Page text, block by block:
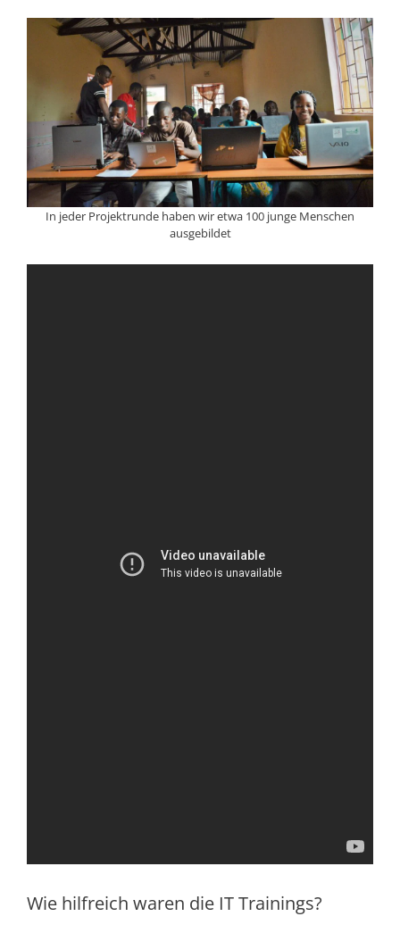
In jeder Projektrunde haben wir etwa 100 junge Menschen
ausgebildet
Wie hilfreich waren die IT Trainings?